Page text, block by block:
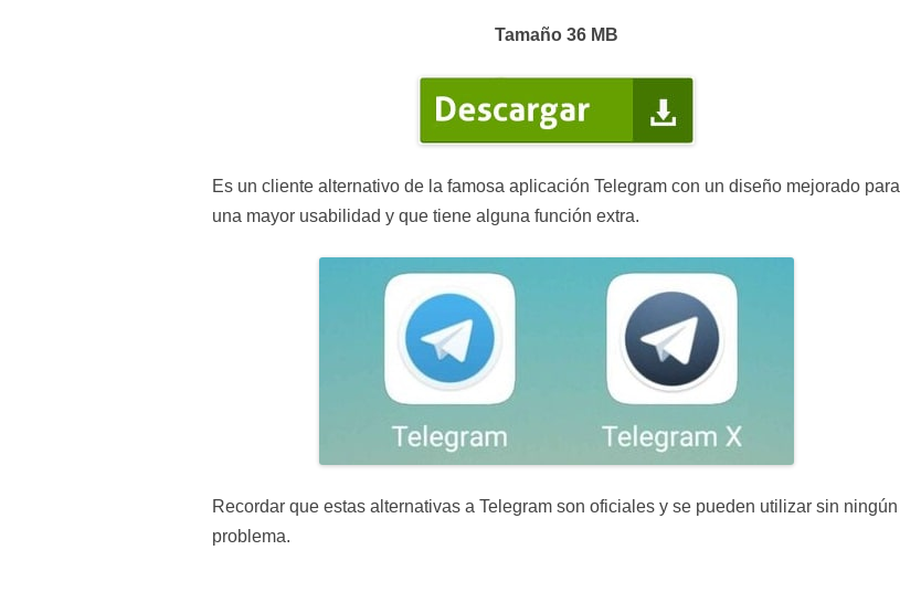
Tamaño 36 MB
Es un cliente alternativo de la famosa aplicación Telegram con un diseño mejorado para
una mayor usabilidad y que tiene alguna función extra.
Recordar que estas alternativas a Telegram son oficiales y se pueden utilizar sin ningún
problema.